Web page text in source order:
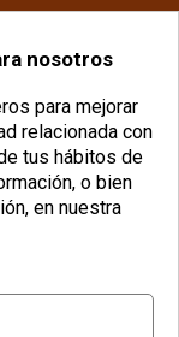
nosotros
para mejorar
relacionada con
tus hábitos de
o bien
en nuestra